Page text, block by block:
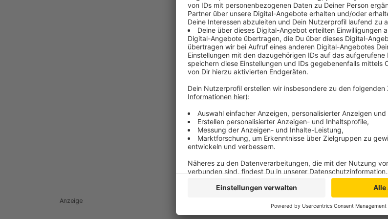
Anzeige
Das Frachtschiff sei nur leicht
Wasserschutzpolizei in Emmerich im
alle Menschen sicher und unverletzt
bestehe der Verdacht, dass er
Emmerich hat die Ermittlungen
Anzeige
Anzeige